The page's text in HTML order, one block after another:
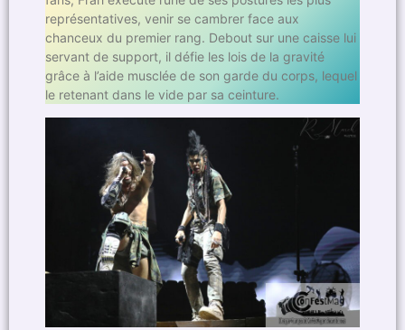
représentatives, venir se cambrer face aux
chanceux du premier rang. Debout sur une caisse lui
servant de support, il défie les lois de la gravité
grâce à l’aide musclée de son garde du corps, lequel
le retenant dans le vide par sa ceinture.